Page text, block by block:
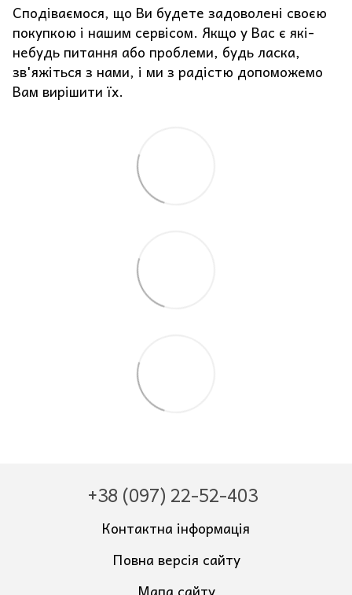
Сподіваємося, що Ви будете задоволені своєю
покупкою і нашим сервісом. Якщо у Вас є які-
небудь питання або проблеми, будь ласка,
зв'яжіться з нами, і ми з радістю допоможемо
Вам вирішити їх.
+38 (097) 22-52-403
Контактна інформація
Повна версія сайту